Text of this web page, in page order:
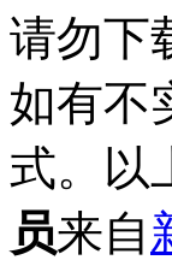
请勿下
如有不
式。以
员来自